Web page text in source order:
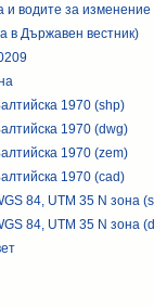
водите за изменение
в Държавен вестник)
1970 (shp)
1970 (dwg)
1970 (zem)
1970 (cad)
84, UTM 35 N зона
84, UTM 35 N зона